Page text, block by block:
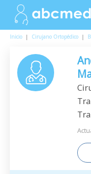
Inicio | Cirujano Ortopédico |